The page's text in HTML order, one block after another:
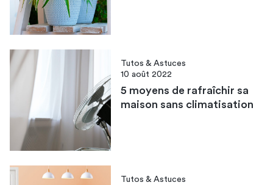
Tutos & Astuces
10 août 2022
5 moyens de rafraîchir sa
maison sans climatisation
Tutos & Astuces